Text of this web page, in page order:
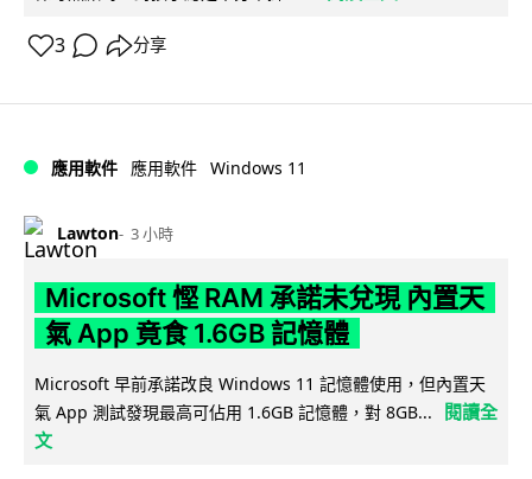
3 分享
應用軟件 應用軟件 Windows 11
Lawton 3 小時
Microsoft 慳 RAM 承諾未兌現 內置天
氣 App 竟食 1.6GB 記憶體
Microsoft 早前承諾改良 Windows 11 記憶體使用，但內置天
氣 App 測試發現最高可佔用 1.6GB 記憶體，對 8GB...
閱讀全
文